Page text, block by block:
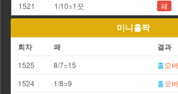
1521
1/10=1끗 패
미니홀짝
회차 패 결과
1525 8/7=15 홀오버
1524
1/8=9 홀오버